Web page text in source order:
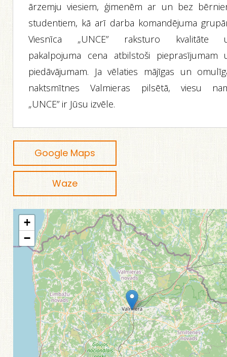
ārzemju viesiem, ģimenēm ar un bez
studentiem, kā arī darba komandējuma
Viesnīca „UNCE” raksturo kvalitāte
pakalpojuma cena atbilstoši pieprasījumam
piedāvājumam. Ja vēlaties mājīgas un
naktsmītnes Valmieras pilsētā, viesu
„UNCE” ir Jūsu izvēle.
Google Maps
Waze
+
−